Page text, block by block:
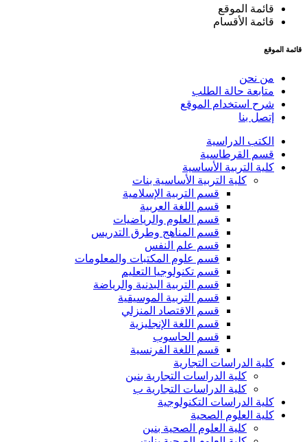
قائمة الموقع
قائمة الأقسام
قائمة الموقع
من نحن
متابعة حالة الطلب
شرح استخدام الموقع
إتصل بنا
الكتب الدراسية
قسم القرطاسية
كلية التربية الأساسية
كلية التربية الأساسية بنات
قسم التربية الإسلامية
قسم اللغة العربية
قسم العلوم والرياضيات
قسم المناهج وطرق التدريس
قسم علم النفس
قسم علوم المكتبات والمعلومات
قسم تكنولوجيا التعليم
قسم التربية البدنية والرياضة
قسم التربية الموسيقية
قسم الاقتصاد المنزلي
قسم اللغة الإنجليزية
قسم الحاسوب
قسم اللغة الفرنسية
كلية الدراسات التجارية
كلية الدراسات التجارية بنين
كلية الدراسات التجارية ب
كلية الدراسات التكنولوجية
كلية العلوم الصحية
كلية العلوم الصحية بنين